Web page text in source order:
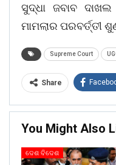
ସୁଦ୍ଧା ଜବାବ
ମାମଲାର ପରବର୍ତ୍ତୀ
Supreme Court
Share
You Might Also
ଦେଶ ବିଦେଶ